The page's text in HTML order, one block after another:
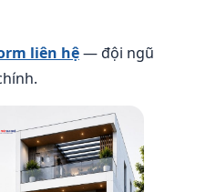
liên hệ— đội ngũ